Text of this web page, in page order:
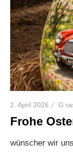
2. April 2026 G
Frohe
wünscher wir